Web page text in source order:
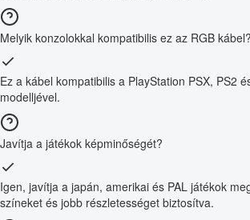
Melyik konzolokkal kompatibilis ez az RGB kábel?
Ez a kábel kompatibilis a PlayStation PSX, PS2
modelljével.
Javítja a játékok képminőségét?
Igen, javítja a japán, amerikai és PAL játékok
színeket és jobb részletességet biztosítva.